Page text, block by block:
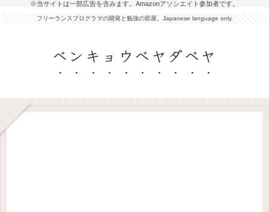
※当サイトは一部広告を含みます。Amazonアソシエイト参加者です。
フリーランスプログラマの開発と勉強の部屋。Japanese language only.
ベンキョウベヤダベヤ